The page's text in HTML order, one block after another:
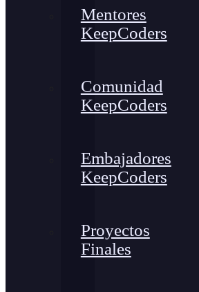
Mentores
KeepCoders
Comunidad
KeepCoders
Embajadores
KeepCoders
Proyectos
Finales